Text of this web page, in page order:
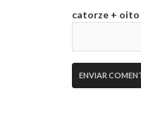
catorze + oito